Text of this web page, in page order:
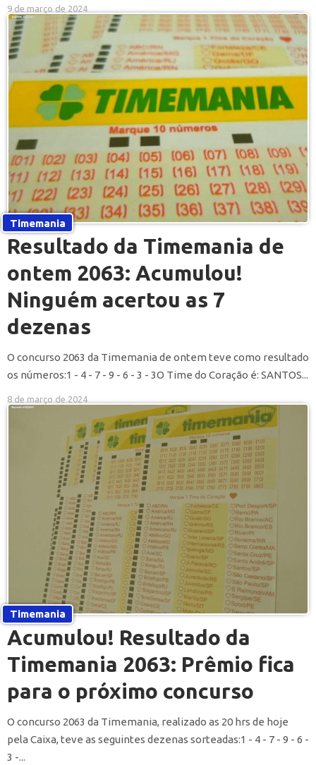
9 de março de 2024
Timemania
Resultado da Timemania de
ontem 2063: Acumulou!
Ninguém acertou as 7
dezenas
O concurso 2063 da Timemania de ontem teve como resultado
os números:1 - 4 - 7 - 9 - 6 - 3 - 3O Time do Coração é: SANTOS...
8 de março de 2024
Timemania
Acumulou! Resultado da
Timemania 2063: Prêmio fica
para o próximo concurso
O concurso 2063 da Timemania, realizado as 20 hrs de hoje
pela Caixa, teve as seguintes dezenas sorteadas:1 - 4 - 7 - 9 - 6 -
3 -...